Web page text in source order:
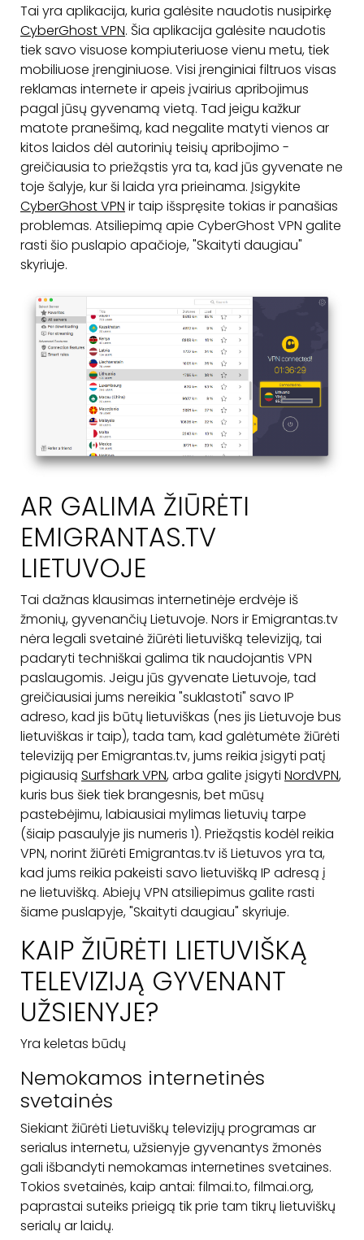
Tai yra aplikacija, kuria galėsite naudotis nusipirkę
CyberGhost VPN. Šia aplikacija galėsite naudotis
tiek savo visuose kompiuteriuose vienu metu, tiek
mobiliuose įrenginiuose. Visi įrenginiai filtruos visas
reklamas internete ir apeis įvairius apribojimus
pagal jūsų gyvenamą vietą. Tad jeigu kažkur
matote pranešimą, kad negalite matyti vienos ar
kitos laidos dėl autorinių teisių apribojimo -
greičiausia to priežąstis yra ta, kad jūs gyvenate ne
toje šalyje, kur ši laida yra prieinama. Įsigykite
CyberGhost VPN ir taip išspręsite tokias ir panašias
problemas. Atsiliepimą apie CyberGhost VPN galite
rasti šio puslapio apačioje, "Skaityti daugiau"
skyriuje.
AR GALIMA ŽIŪRĖTI
EMIGRANTAS.TV
LIETUVOJE
Tai dažnas klausimas internetinėje erdvėje iš
žmonių, gyvenančių Lietuvoje. Nors ir Emigrantas.tv
nėra legali svetainė žiūrėti lietuvišką televiziją, tai
padaryti techniškai galima tik naudojantis VPN
paslaugomis. Jeigu jūs gyvenate Lietuvoje, tad
greičiausiai jums nereikia "suklastoti" savo IP
adreso, kad jis būtų lietuviškas (nes jis Lietuvoje bus
lietuviškas ir taip), tada tam, kad galėtumėte žiūrėti
televiziją per Emigrantas.tv, jums reikia įsigyti patį
pigiausią Surfshark VPN, arba galite įsigyti NordVPN,
kuris bus šiek tiek brangesnis, bet mūsų
pastebėjimu, labiausiai mylimas lietuvių tarpe
(šiaip pasaulyje jis numeris 1). Priežąstis kodėl reikia
VPN, norint žiūrėti Emigrantas.tv iš Lietuvos yra ta,
kad jums reikia pakeisti savo lietuvišką IP adresą į
ne lietuvišką. Abiejų VPN atsiliepimus galite rasti
šiame puslapyje, "Skaityti daugiau" skyriuje.
KAIP ŽIŪRĖTI LIETUVIŠKĄ
TELEVIZIJĄ GYVENANT
UŽSIENYJE?
Yra keletas būdų
Nemokamos internetinės
svetainės
Siekiant žiūrėti Lietuviškų televizijų programas ar
serialus internetu, užsienyje gyvenantys žmonės
gali išbandyti nemokamas internetines svetaines.
Tokios svetainės, kaip antai: filmai.to, filmai.org,
paprastai suteiks prieigą tik prie tam tikrų lietuviškų
serialų ar laidų.